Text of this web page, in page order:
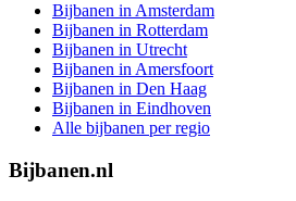
Bijbanen in Amsterdam
Bijbanen in Rotterdam
Bijbanen in Utrecht
Bijbanen in Amersfoort
Bijbanen in Den Haag
Bijbanen in Eindhoven
Alle bijbanen per regio
Bijbanen.nl